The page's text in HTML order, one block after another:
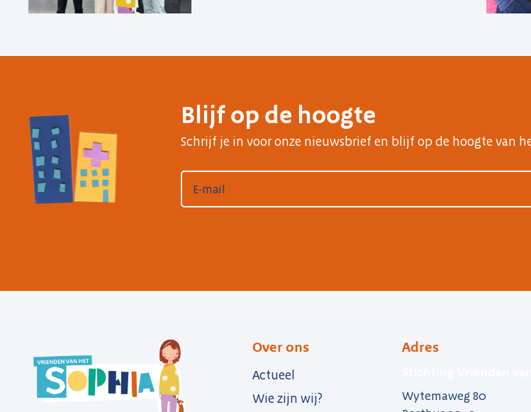
Blijf op de hoogte
Schrijf je in voor onze nieuwsbrief en blijf op de hoogte van
Over ons
Actueel
Wie zijn wij?
Adres
Wytemaweg 80